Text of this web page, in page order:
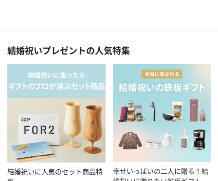
結婚祝いプレゼントの人気特集
結婚祝いに人気のセット商品特
幸せいっぱいの二人に贈る！結